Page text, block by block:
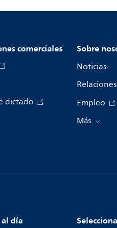
comerciales
dictado
Sobre
Noticias
Empleo
Más
día